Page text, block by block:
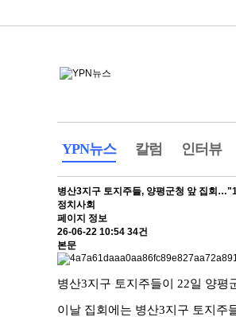
YPN뉴스 칼럼 인터뷰
병산3지구 토지주들, 양평군청 앞 집회
정치사회
페이지 정보
26-06-22 10:54 34건
본문
병산3지구 토지주들이 22일 양평
이날 집회에는 병산3지구 토지주